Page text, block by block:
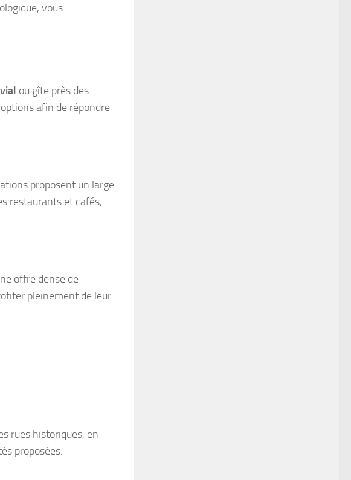
vous
ou gîte près des
afin de répondre
proposent un large
restaurants et cafés,
offre dense de
pleinement de leur
rues historiques, en
proposées.